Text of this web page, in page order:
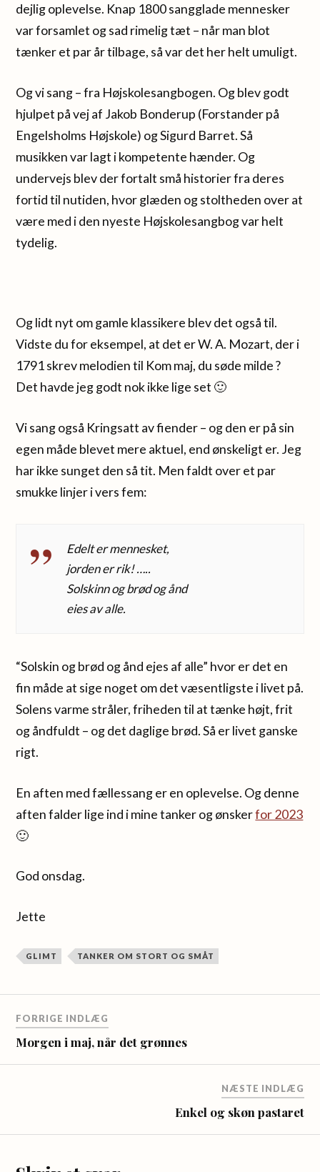
dejlig oplevelse. Knap 1800 sangglade mennesker
var forsamlet og sad rimelig tæt – når man blot
tænker et par år tilbage, så var det her helt umuligt.
Og vi sang – fra Højskolesangbogen. Og blev godt
hjulpet på vej af Jakob Bonderup (Forstander på
Engelsholms Højskole) og Sigurd Barret. Så
musikken var lagt i kompetente hænder. Og
undervejs blev der fortalt små historier fra deres
fortid til nutiden, hvor glæden og stoltheden over at
være med i den nyeste Højskolesangbog var helt
tydelig.
Og lidt nyt om gamle klassikere blev det også til.
Vidste du for eksempel, at det er W. A. Mozart, der i
1791 skrev melodien til Kom maj, du søde milde ?
Det havde jeg godt nok ikke lige set 🙂
Vi sang også Kringsatt av fiender – og den er på sin
egen måde blevet mere aktuel, end ønskeligt er. Jeg
har ikke sunget den så tit. Men faldt over et par
smukke linjer i vers fem:
Edelt er mennesket,
jorden er rik! …..
Solskinn og brød og ånd
eies av alle.
“Solskin og brød og ånd ejes af alle” hvor er det en
fin måde at sige noget om det væsentligste i livet på.
Solens varme stråler, friheden til at tænke højt, frit
og åndfuldt – og det daglige brød. Så er livet ganske
rigt.
En aften med fællessang er en oplevelse. Og denne
aften falder lige ind i mine tanker og ønskerfor 2023
🙂
God onsdag.
Jette
GLIMT TANKER OM STORT OG SMÅT
FORRIGE INDLÆG
Morgen i maj, når det grønnes
NÆSTE INDLÆG
Enkel og skøn pastaret